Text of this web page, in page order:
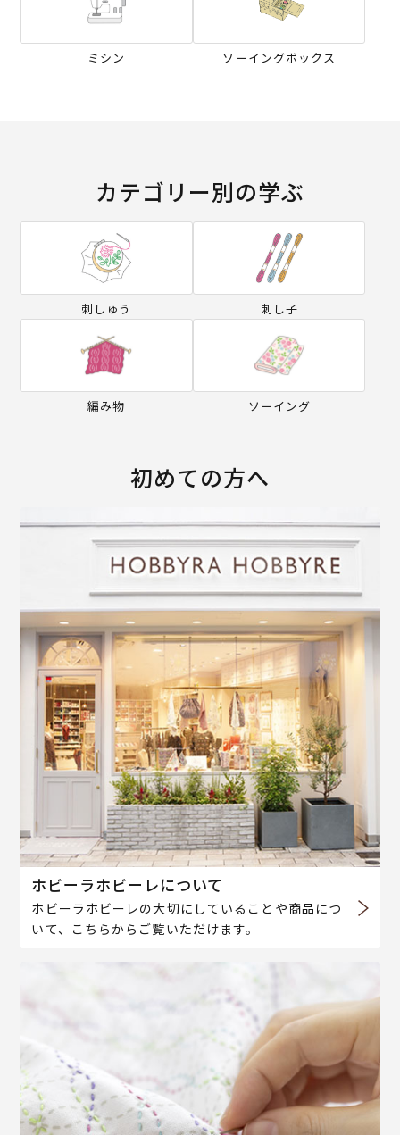
ミシン ソーイングボックス
カテゴリー別の学ぶ
刺しゅう 刺し子
編み物 ソーイング
初めての方へ
ホビーラホビーレについて
ホビーラホビーレの大切にしていることや商品につ
いて、こちらからご覧いただけます。